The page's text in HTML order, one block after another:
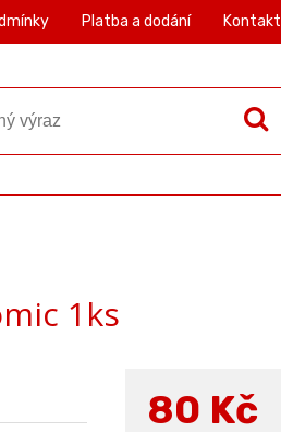
Platba a dodání Kontakt
1ks
80 Kč